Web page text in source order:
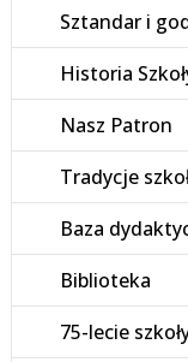
Sztandar i
Historia
Nasz Patron
Tradycje
Baza
Biblioteka
75-lecie